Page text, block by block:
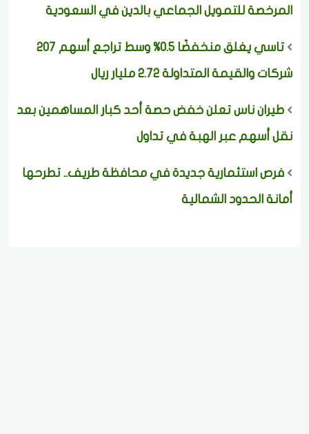
المرخصة للتمويل الجماعي بالدين في السعودية
تاسي يغلق منخفضًا 0.5% وسط تراجع أسهم 207
شركات والقيمة المتداولة 2.72 مليار ريال
طيران ناس تعلن خفض حصة أحد كبار المساهمين بعد
نقل أسهم عبر الهبة في تداول
فرص استثمارية جديدة في محافظة طريف.. تطرحها
أمانة الحدود الشمالية